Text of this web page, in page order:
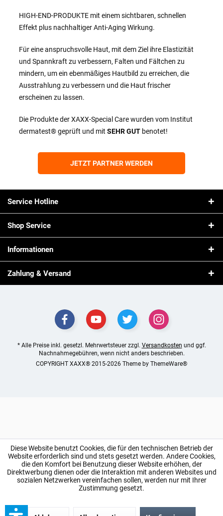
HIGH-END-PRODUKTE mit einem sichtbaren, schnellen
Effekt plus nachhaltiger Anti-Aging Wirkung.
Für eine anspruchsvolle Haut, mit dem Ziel ihre Elastizität
und Spannkraft zu verbessern, Falten und Fältchen zu
mindern, um ein ebenmäßiges Hautbild zu erreichen, die
Ausstrahlung zu verbessern und die Haut frischer
erscheinen zu lassen.
Die Produkte der XAXX-Special Care wurden vom Institut
dermatest® geprüft und mitSEHR GUT benotet!
JETZT PARTNER WERDEN
Service Hotline
Shop Service
Informationen
Zahlung & Versand
* Alle Preise inkl. gesetzl. Mehrwertsteuer zzgl. Versandkosten und ggf.
Nachnahmegebühren, wenn nicht anders beschrieben.
COPYRIGHT XAXX® 2015-2026 Theme by ThemeWare®
Diese Website benutzt Cookies, die für den technischen Betrieb der
Website erforderlich sind und stets gesetzt werden. Andere Cookies,
die den Komfort bei Benutzung dieser Website erhöhen, der
Direktwerbung dienen oder die Interaktion mit anderen Websites und
sozialen Netzwerken vereinfachen sollen, werden nur mit Ihrer
Zustimmung gesetzt.